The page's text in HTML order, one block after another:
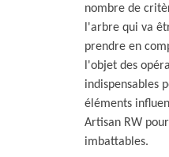
nombre de
l'arbre qui va
prendre en
l'objet des
indispensables
éléments
Artisan RW
imbattables.